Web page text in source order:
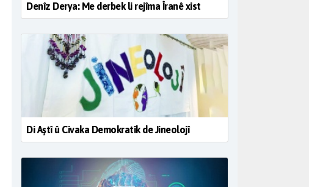
Denîz Derya: Me derbek li rejîma Îranê xist
Di Aştî û Civaka Demokratîk de Jineolojî